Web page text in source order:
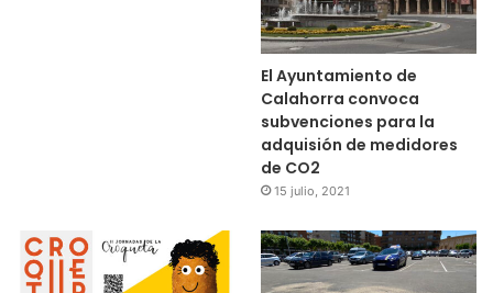
El Ayuntamiento de
Calahorra convoca
subvenciones para la
adquisión de medidores
de CO2
15 julio, 2021